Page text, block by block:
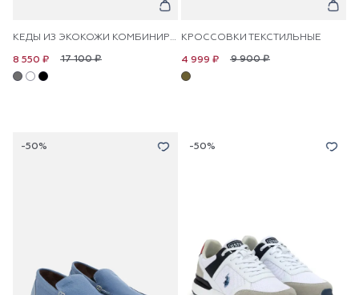
КЕДЫ ИЗ ЭКОКОЖИ КОМБИНИРОВАННЫЕ
17 100 ₽
8 550 ₽
КРОССОВКИ ТЕКСТИЛЬНЫЕ
9 900 ₽
4 999 ₽
-50% -50%